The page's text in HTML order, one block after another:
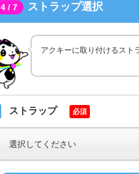
4 / 7 ストラップ選択
アクキーに取り付けるスト
ストラップ 必須